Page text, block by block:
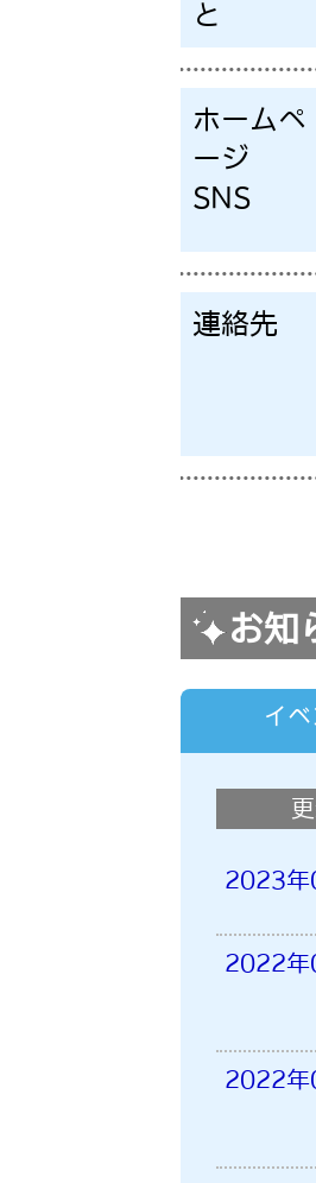
と
ホームペ
ージ
SNS
連絡先
お知
イ
2023年
2022年
2022年